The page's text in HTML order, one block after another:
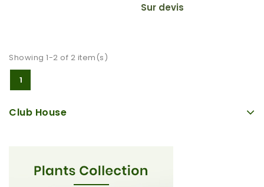
Sur devis
Showing 1-2 of 2 item(s)
1
Club House